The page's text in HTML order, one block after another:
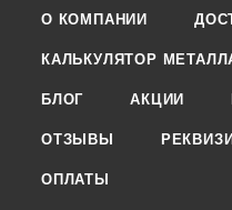
О КОМПАНИИ
КАЛЬКУЛЯТОР
БЛОГ АКЦИИ
ОТЗЫВЫ
ОПЛАТЫ